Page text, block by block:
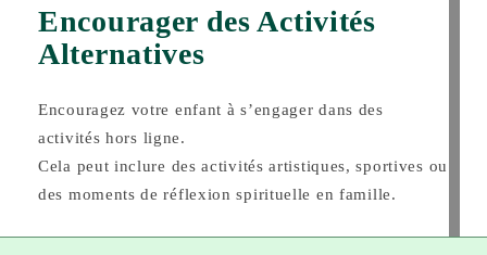
Encourager des Activités
Alternatives
Encouragez votre enfant à s’engager dans des
activités hors ligne.
Cela peut inclure des activités artistiques, sportives ou
des moments de réflexion spirituelle en famille.